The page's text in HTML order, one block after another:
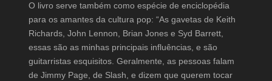
O livro serve também como espécie de enciclopédia
para os amantes da cultura pop: “As gavetas de Keith
Richards, John Lennon, Brian Jones e Syd Barrett,
essas são as minhas principais influências, e são
guitarristas esquisitos. Geralmente, as pessoas falam
de Jimmy Page, de Slash, e dizem que querem tocar